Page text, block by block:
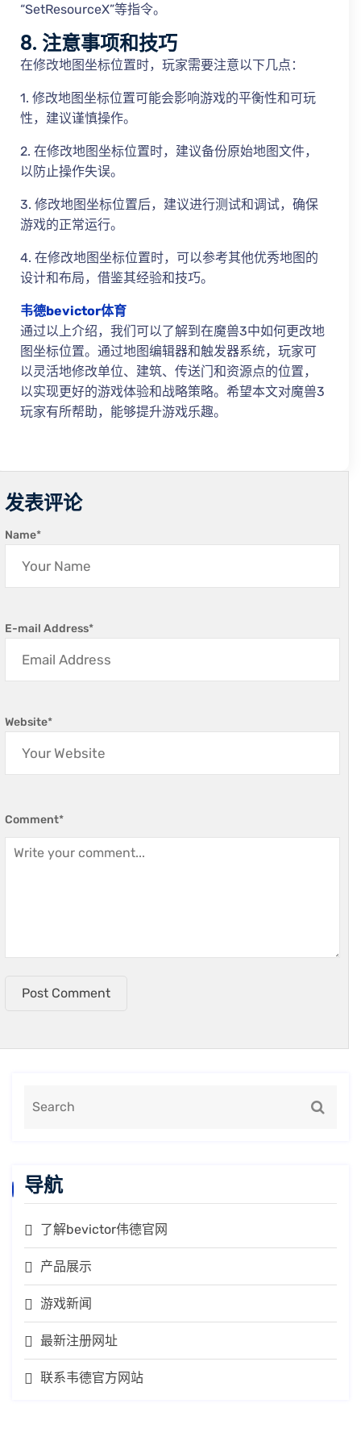
“SetResourceX”等指令。
8. 注意事项和技巧
在修改地图坐标位置时，玩家需要注意以下几点：
1. 修改地图坐标位置可能会影响游戏的平衡性和可玩
性，建议谨慎操作。
2. 在修改地图坐标位置时，建议备份原始地图文件，
以防止操作失误。
3. 修改地图坐标位置后，建议进行测试和调试，确保
游戏的正常运行。
4. 在修改地图坐标位置时，可以参考其他优秀地图的
设计和布局，借鉴其经验和技巧。
韦德bevictor体育
通过以上介绍，我们可以了解到在魔兽3中如何更改地
图坐标位置。通过地图编辑器和触发器系统，玩家可
以灵活地修改单位、建筑、传送门和资源点的位置，
以实现更好的游戏体验和战略策略。希望本文对魔兽3
玩家有所帮助，能够提升游戏乐趣。
发表评论
Name*
E-mail Address*
Website*
Comment*
Post Comment
导航
了解bevictor伟德官网
产品展示
游戏新闻
最新注册网址
联系韦德官方网站